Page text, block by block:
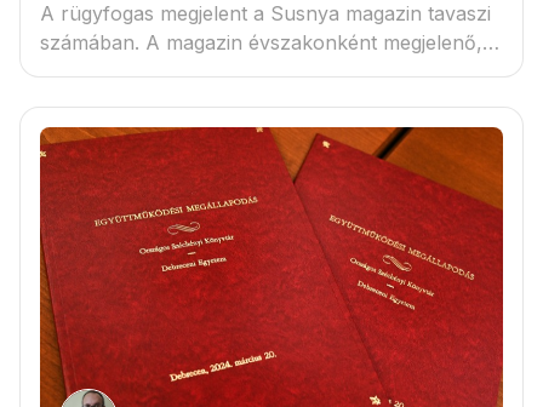
A rügyfogas megjelent a Susnya magazin tavaszi
számában. A magazin évszakonként megjelenő,
azok hang...